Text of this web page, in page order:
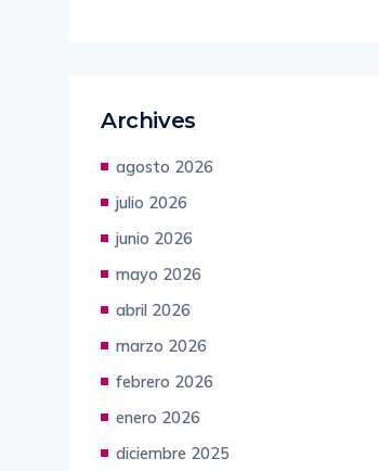
Archives
agosto 2026
julio 2026
junio 2026
mayo 2026
abril 2026
marzo 2026
febrero 2026
enero 2026
diciembre 2025